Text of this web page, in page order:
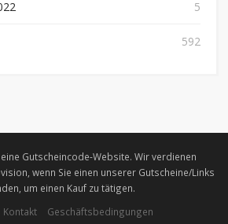
5
592
Gutscheincode-Website. Wir verdienen
wenn Sie einen unserer Gutscheine/Links
um einen Kauf zu tätigen.
Kontakt
Geschäftsbedingungen